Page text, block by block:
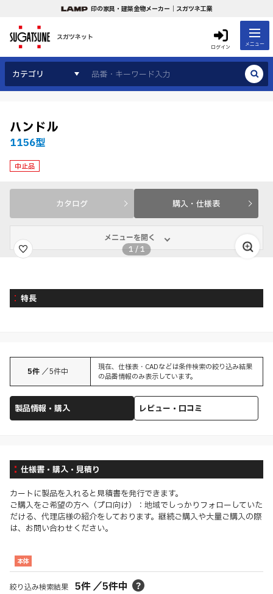
印の家具・建築金物メーカー｜スガツネ工業
スガツネット
ログイン メニュー
カテゴリ
ハンドル
1156型
中止品
カタログ 購入・仕様表
メニューを開く
1 /1
特長
5件 ／5件中
現在、仕様表・CADなどは条件検索の絞り込み結果
の品番情報のみ表示しています。
製品情報・購入 レビュー・口コミ
仕様書・購入・見積り
カートに製品を入れると見積書を発行できます。
ご購入をご希望の方へ（プロ向け）：地域でしっかりフォローしていた
だける、代理店様の紹介をしております。継続ご購入や大量ご購入の際
は、お問い合わせください。
本体
絞り込み検索結果 5件／5件中